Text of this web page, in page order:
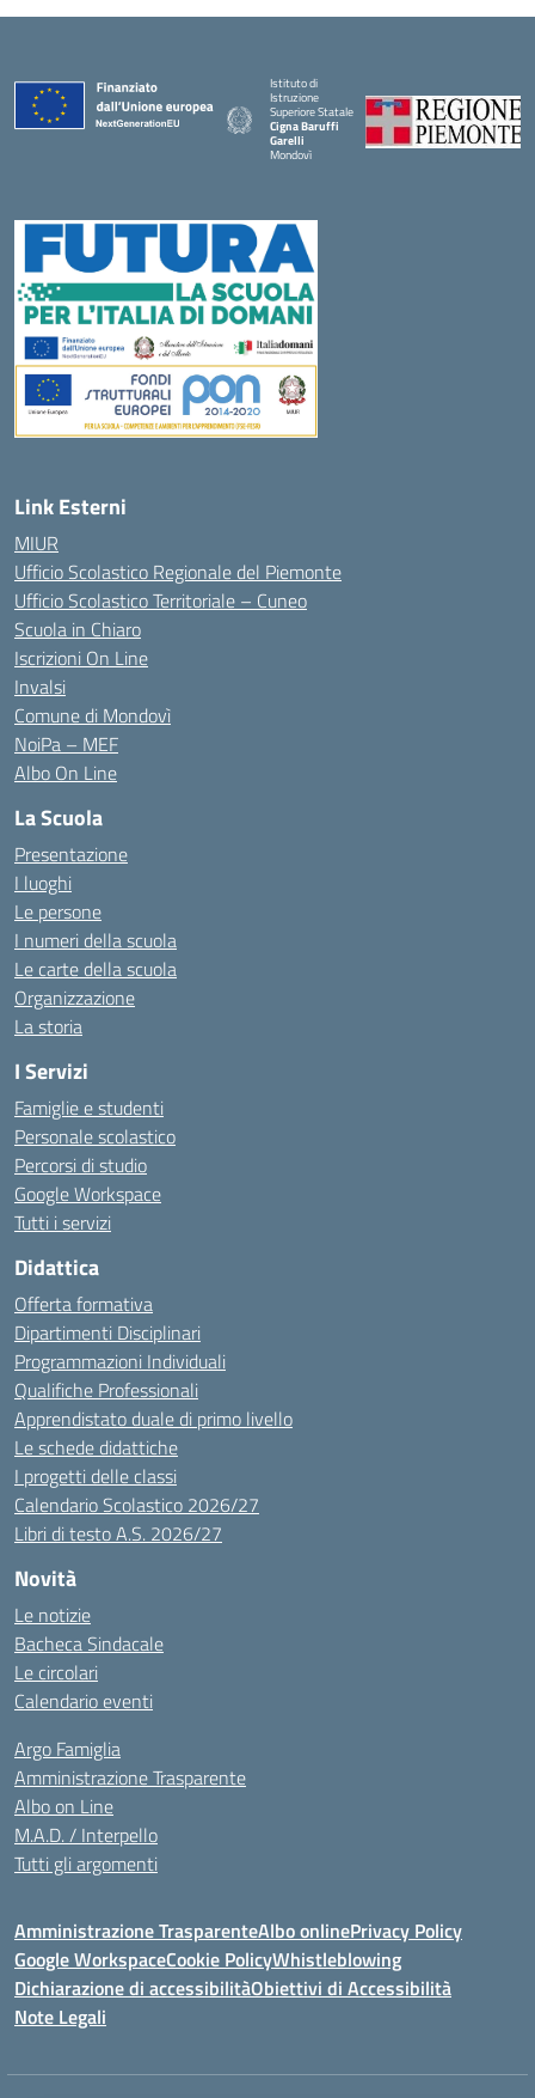
Istituto di
Istruzione
Superiore Statale
Cigna Baruffi
Garelli
Mondovì
Link Esterni
MIUR
Ufficio Scolastico Regionale del Piemonte
Ufficio Scolastico Territoriale – Cuneo
Scuola in Chiaro
Iscrizioni On Line
Invalsi
Comune di Mondovì
NoiPa – MEF
Albo On Line
La Scuola
Presentazione
I luoghi
Le persone
I numeri della scuola
Le carte della scuola
Organizzazione
La storia
I Servizi
Famiglie e studenti
Personale scolastico
Percorsi di studio
Google Workspace
Tutti i servizi
Didattica
Offerta formativa
Dipartimenti Disciplinari
Programmazioni Individuali
Qualifiche Professionali
Apprendistato duale di primo livello
Le schede didattiche
I progetti delle classi
Calendario Scolastico 2026/27
Libri di testo A.S. 2026/27
Novità
Le notizie
Bacheca Sindacale
Le circolari
Calendario eventi
Argo Famiglia
Amministrazione Trasparente
Albo on Line
M.A.D. / Interpello
Tutti gli argomenti
Amministrazione TrasparenteAlbo onlinePrivacy Policy
Google WorkspaceCookie PolicyWhistleblowing
Dichiarazione di accessibilitàObiettivi di Accessibilità
Note Legali